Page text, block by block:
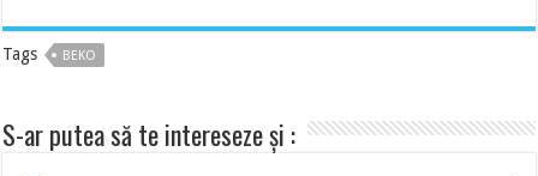
Tags BEKO
S-ar putea să te intereseze și :